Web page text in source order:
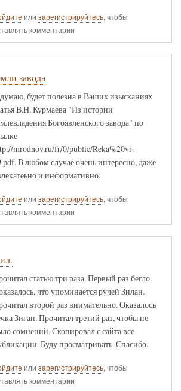
или зарегистрируйтесь, чтобы
комментарии
завода
будет полезна в Ваших изысканиях
В.Н. Курмаева "Из истории
Богоявленского завода" по
mrodnov.ru/fr/0/public/Reka%20vr-
В любом случае очень интересно, даже
и информативно.
или зарегистрируйтесь, чтобы
комментарии
статью три раза. Первый раз бегло.
что упоминается ручей Зилан.
второй раз внимательно. Оказалось
Зиган. Прочитал третий раз, чтобы не
сомнений. Скопировал с сайта все
Буду просматривать. Спасибо.
или зарегистрируйтесь, чтобы
комментарии